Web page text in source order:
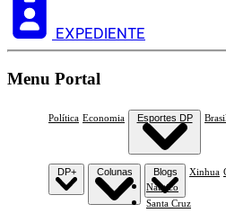
EXPEDIENTE
Menu Portal
Política Economia Esportes DP
Náutico
Santa Cruz
Brasil
DP+ Colunas Blogs Xinhua